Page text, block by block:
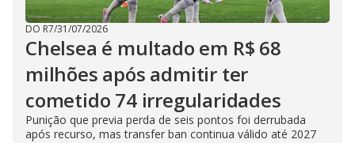
DO R7/31/07/2026
Chelsea é multado em R$ 68
milhões após admitir ter
cometido 74 irregularidades
Punição que previa perda de seis pontos foi derrubada
após recurso, mas transfer ban continua válido até 2027